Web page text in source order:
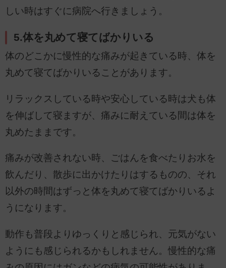
しい時はすぐに病院へ行きましょう。
5.体を丸めて寝てばかりいる
体のどこかに慢性的な痛みが起きている時、体を
丸めて寝てばかりいることがあります。
リラックスしている時や安心している時は犬も体
を伸ばして寝ますが、痛みに耐えている間は体を
丸めたままです。
痛みが改善されない時、ごはんを食べたりお水を
飲んだり、散歩に出かけたりはするものの、それ
以外の時間はずっと体を丸めて寝てばかりいるよ
うになります。
動作も普段よりゆっくりと感じられ、元気がない
ようにも感じられるかもしれません。慢性的な痛